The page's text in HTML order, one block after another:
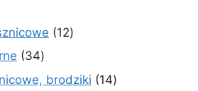
1212
3434
produkty
brodziki 1414